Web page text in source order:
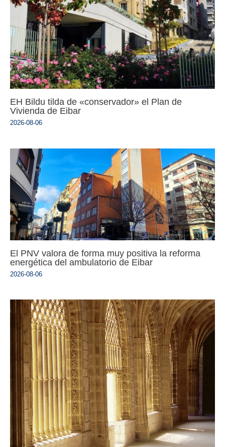
EH Bildu tilda de «conservador» el Plan de
Vivienda de Eibar
2026-08-06
El PNV valora de forma muy positiva la reforma
energética del ambulatorio de Eibar
2026-08-06